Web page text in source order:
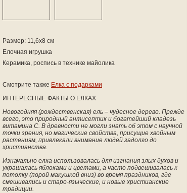
Размер: 11,6х8 см
Елочная игрушка
Керамика, роспись в технике майолика
Смотрите также Елка с подарками
ИНТЕРЕСНЫЕ ФАКТЫ О ЕЛКАХ
Новогодняя (рождественская) ель – чудесное дерево. Прежде
всего, это природный антисептик и богатейший кладезь
витамина С. В древности не могли знать об этом с научной
точки зрения, но магические свойства, присущие хвойным
растениям, привлекали внимание людей задолго до
христианства.
Изначально елка использовалась для изгнания злых духов и
украшалась яблоками и цветами, а часто подвешивалась к
потолку (порой макушкой вниз) во время праздников, где
смешивались и старо-языческие, и новые христианские
традиции.